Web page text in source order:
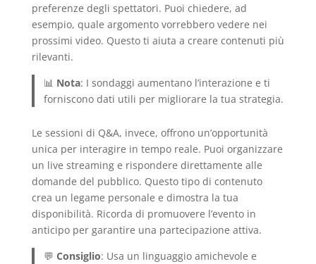
preferenze degli spettatori. Puoi chiedere, ad
esempio, quale argomento vorrebbero vedere nei
prossimi video. Questo ti aiuta a creare contenuti più
rilevanti.
📊 Nota: I sondaggi aumentano l’interazione e ti
forniscono dati utili per migliorare la tua strategia.
Le sessioni di Q&A, invece, offrono un’opportunità
unica per interagire in tempo reale. Puoi organizzare
un live streaming e rispondere direttamente alle
domande del pubblico. Questo tipo di contenuto
crea un legame personale e dimostra la tua
disponibilità. Ricorda di promuovere l’evento in
anticipo per garantire una partecipazione attiva.
💬Consiglio: Usa un linguaggio amichevole e